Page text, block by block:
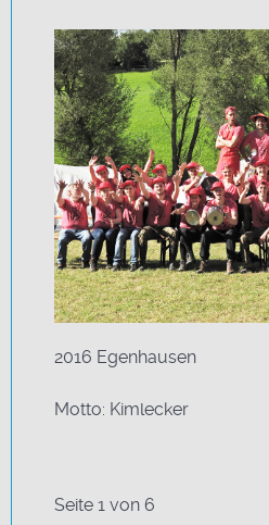
2016 Egenhausen
Motto: Kimlecker
Seite 1 von 6